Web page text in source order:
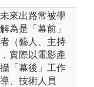
來出路常被學
為是「幕前」
（藝人、主持
實際以電影產
「幕後」工作
導、技術人員